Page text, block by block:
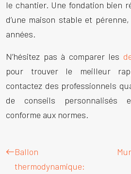
le chantier. Une fondation bien
d’une maison stable et
années.
N’hésitez pas à comparer les
pour trouver le meilleur
contactez des professionnels
de conseils personnalisés
conforme aux normes.
Ballon
thermodynamique: